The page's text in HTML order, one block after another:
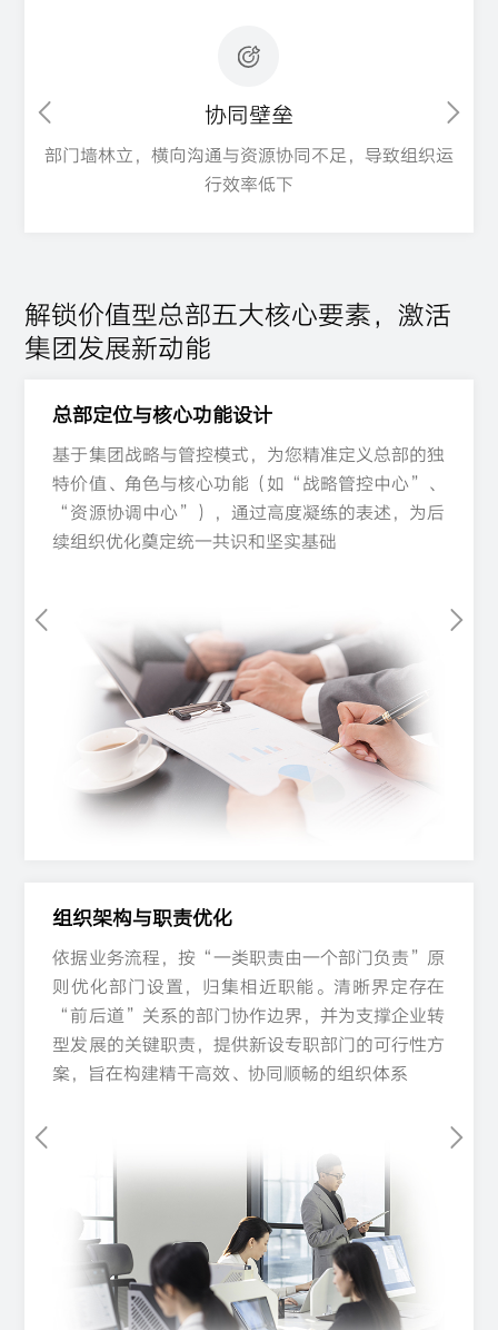
协同壁垒
向沟通与资源协同不足，导致组织运
对子企业该管的战略
解锁价值型总部五大核心要素，激活
集团发展新动能​
基于集团战略与管控模式，为您精准定义总部的独
特价值、角色与核心功能（如“战略管控中心”、
“资源协调中心”），通过高度凝练的表述，为后
续组织优化奠定统一共识和坚实基础
总部定位与核心功能设计​
基于集团战略与管控模式，为您精准定义总部的独
特价值、角色与核心功能（如“战略管控中心”、
“资源协调中心”），通过高度凝练的表述，为后
续组织优化奠定统一共识和坚实基础
总部定位与核心功能设计​
基于集团战略与管控模式，为您精准定义总部的独
特价值、角色与核心功能（如“战略管控中心”、
“资源协调中心”），通过高度凝练的表述，为后
续组织优化奠定统一共识和坚实基础
依据业务流程，按“一类职责由一个部门负责”原
则优化部门设置，归集相近职能。清晰界定存在
“前后道”关系的部门协作边界，并为支撑企业转
型发展的关键职责，提供新设专职部门的可行性方
案，旨在构建精干高效、协同顺畅的组织体系
组织架构与职责优化​
依据业务流程，按“一类职责由一个部门负责”原
则优化部门设置，归集相近职能。清晰界定存在
“前后道”关系的部门协作边界，并为支撑企业转
型发展的关键职责，提供新设专职部门的可行性方
案，旨在构建精干高效、协同顺畅的组织体系
组织架构与职责优化​
依据业务流程，按“一类职责由一个部门负责”原
则优化部门设置，归集相近职能。清晰界定存在
“前后道”关系的部门协作边界，并为支撑企业转
型发展的关键职责，提供新设专职部门的可行性方
案，旨在构建精干高效、协同顺畅的组织体系